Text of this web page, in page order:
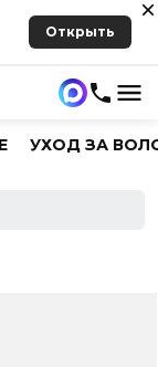
Открыть
УХОД ЗА